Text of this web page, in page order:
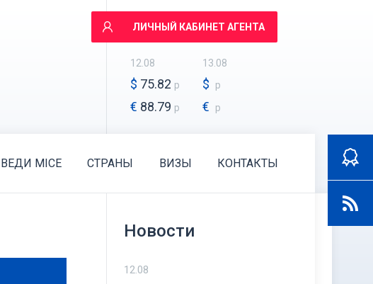
ЛИЧНЫЙ КАБИНЕТ АГЕНТА
12.08
$ 75.82 р
€ 88.79 р
13.08
$ р
€ р
ВЕДИ MICE СТРАНЫ ВИЗЫ КОНТАКТЫ
Новости
12.08